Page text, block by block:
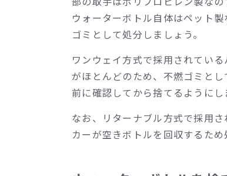
ウォーターボトル自体はペット
ゴミとして処分しましょう。
ワンウェイ方式で採用されてい
がほとんどのため、不燃ゴミと
前に確認してから捨てるようにし
なお、リターナブル方式で採用
カーが空きボトルを回収するため